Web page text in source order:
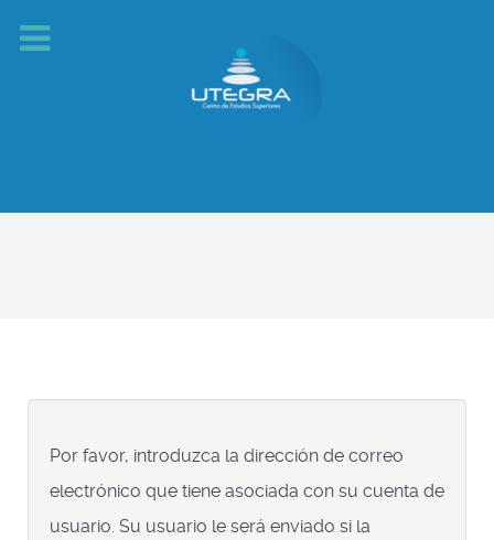
Por favor, introduzca la dirección de correo
electrónico que tiene asociada con su cuenta de
usuario. Su usuario le será enviado si la